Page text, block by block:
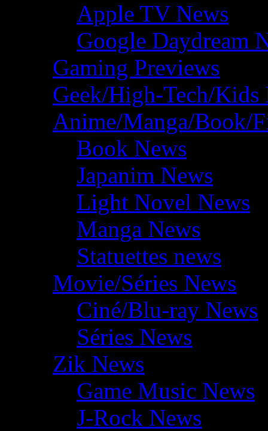
Apple TV News
Google Daydream
Gaming Previews
Geek/High-Tech/Kids
Anime/Manga/Book/
Book News
Japanim News
Light Novel News
Manga News
Statuettes news
Movie/Séries News
Ciné/Blu-ray News
Séries News
Zik News
Game Music News
J-Rock News